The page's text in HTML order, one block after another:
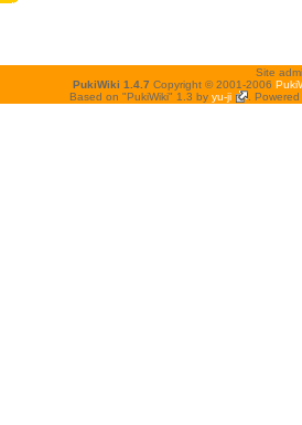
Site
PukiWiki 1.4.7 Copyright © 2001-2006
Based on "PukiWiki" 1.3 by yu-ji . Powered